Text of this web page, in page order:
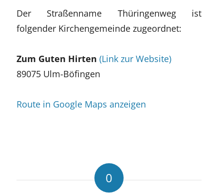
Der Straßenname Thüringenweg ist
folgender Kirchengemeinde zugeordnet:
Zum Guten Hirten (Link zur Website)
89075 Ulm-Böfingen
Route in Google Maps anzeigen
0